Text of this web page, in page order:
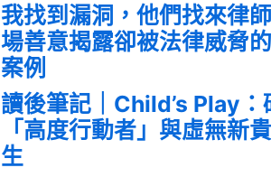
我找到漏洞，他們找來律
場善意揭露卻被法律威脅
案例
讀後筆記｜Child’s Play：
「高度行動者」與虛無新
生